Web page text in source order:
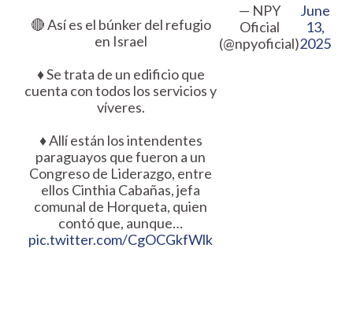
🔴 Así es el búnker del refugio
en Israel
♦️ Se trata de un edificio que
cuenta con todos los servicios y
víveres.
♦️ Allí están los intendentes
paraguayos que fueron a un
Congreso de Liderazgo, entre
ellos Cinthia Cabañas, jefa
comunal de Horqueta, quien
contó que, aunque…
pic.twitter.com/CgOCGkfWlk
— NPY
Oficial
(@npyoficial)
June
13,
2025